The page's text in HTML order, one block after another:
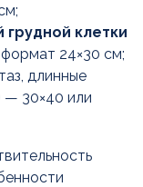
клетки
24×30 см;
длинные
— 30×40 или